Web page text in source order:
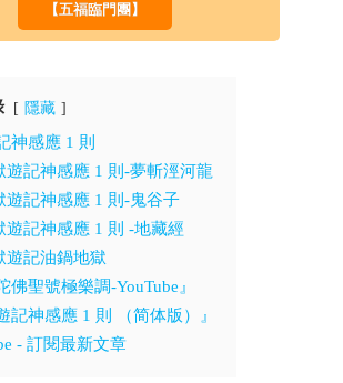
【五福臨門團】
隱藏
神感應 1 則
遊記神感應 1 則-夢斬涇河龍
遊記神感應 1 則-鬼谷子
遊記神感應 1 則 -地藏經
遊記油鍋地獄
佛聖號極樂調-YouTube』
記神感應 1 則 （简体版）』
- 訂閱最新文章